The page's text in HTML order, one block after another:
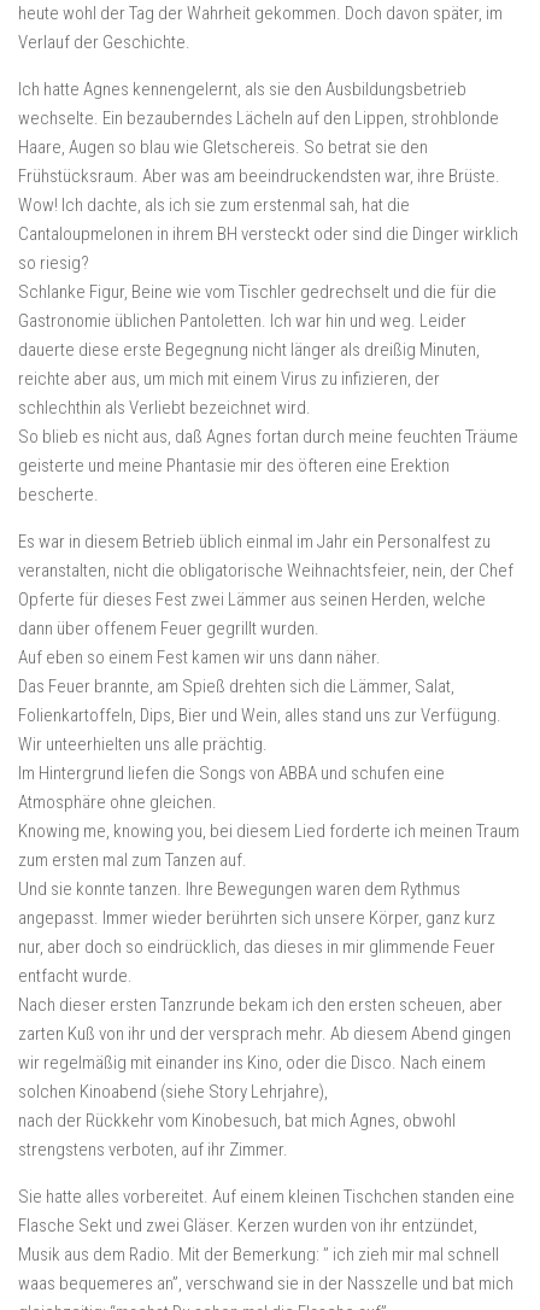
heute wohl der Tag der Wahrheit gekommen. Doch davon später, im
Verlauf der Geschichte.
Ich hatte Agnes kennengelernt, als sie den Ausbildungsbetrieb
wechselte. Ein bezauberndes Lächeln auf den Lippen, strohblonde
Haare, Augen so blau wie Gletschereis. So betrat sie den
Frühstücksraum. Aber was am beeindruckendsten war, ihre Brüste.
Wow! Ich dachte, als ich sie zum erstenmal sah, hat die
Cantaloupmelonen in ihrem BH versteckt oder sind die Dinger wirklich
so riesig?
Schlanke Figur, Beine wie vom Tischler gedrechselt und die für die
Gastronomie üblichen Pantoletten. Ich war hin und weg. Leider
dauerte diese erste Begegnung nicht länger als dreißig Minuten,
reichte aber aus, um mich mit einem Virus zu infizieren, der
schlechthin als Verliebt bezeichnet wird.
So blieb es nicht aus, daß Agnes fortan durch meine feuchten Träume
geisterte und meine Phantasie mir des öfteren eine Erektion
bescherte.
Es war in diesem Betrieb üblich einmal im Jahr ein Personalfest zu
veranstalten, nicht die obligatorische Weihnachtsfeier, nein, der Chef
Opferte für dieses Fest zwei Lämmer aus seinen Herden, welche
dann über offenem Feuer gegrillt wurden.
Auf eben so einem Fest kamen wir uns dann näher.
Das Feuer brannte, am Spieß drehten sich die Lämmer, Salat,
Folienkartoffeln, Dips, Bier und Wein, alles stand uns zur Verfügung.
Wir unteerhielten uns alle prächtig.
Im Hintergrund liefen die Songs von ABBA und schufen eine
Atmosphäre ohne gleichen.
Knowing me, knowing you, bei diesem Lied forderte ich meinen Traum
zum ersten mal zum Tanzen auf.
Und sie konnte tanzen. Ihre Bewegungen waren dem Rythmus
angepasst. Immer wieder berührten sich unsere Körper, ganz kurz
nur, aber doch so eindrücklich, das dieses in mir glimmende Feuer
entfacht wurde.
Nach dieser ersten Tanzrunde bekam ich den ersten scheuen, aber
zarten Kuß von ihr und der versprach mehr. Ab diesem Abend gingen
wir regelmäßig mit einander ins Kino, oder die Disco. Nach einem
solchen Kinoabend (siehe Story Lehrjahre),
nach der Rückkehr vom Kinobesuch, bat mich Agnes, obwohl
strengstens verboten, auf ihr Zimmer.
Sie hatte alles vorbereitet. Auf einem kleinen Tischchen standen eine
Flasche Sekt und zwei Gläser. Kerzen wurden von ihr entzündet,
Musik aus dem Radio. Mit der Bemerkung: ” ich zieh mir mal schnell
waas bequemeres an”, verschwand sie in der Nasszelle und bat mich